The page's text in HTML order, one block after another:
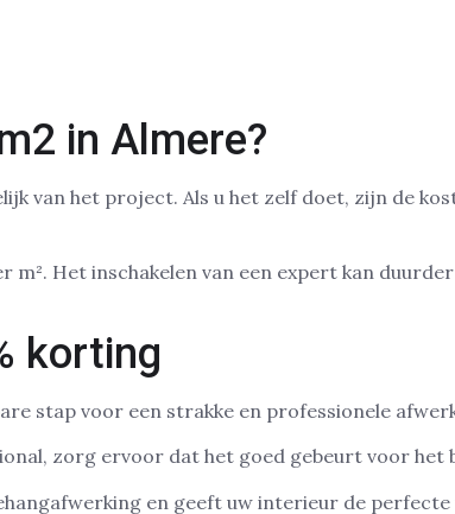
in Almere?
van het project. Als u het zelf doet, zijn de
Het inschakelen van een expert kan
korting
stap voor een strakke en professionele
zorg ervoor dat het goed gebeurt voor het
en geeft uw interieur de